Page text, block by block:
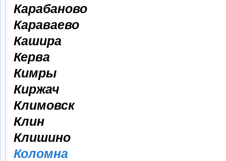
Карабаново
Караваево
Кашира
Керва
Кимры
Киржач
Климовск
Клин
Клишино
Коломна